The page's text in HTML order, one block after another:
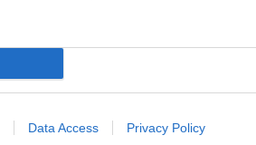
Data Access Privacy Policy